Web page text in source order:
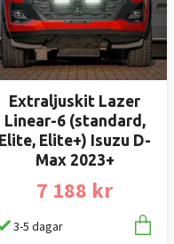
Extraljuskit Lazer
Linear-6 (standard,
Elite, Elite+) Isuzu D-
Max 2023+
7 188 kr
3-5 dagar